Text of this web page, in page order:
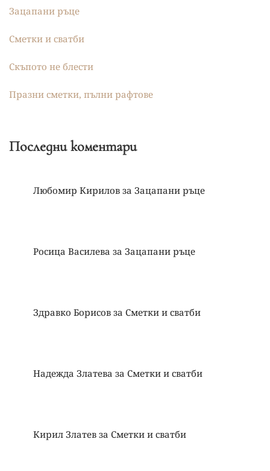
Зацапани ръце
Сметки и сватби
Скъпото не блести
Празни сметки, пълни рафтове
Последни коментари
Любомир Кирилов за Зацапани ръце
Росица Василева за Зацапани ръце
Здравко Борисов за Сметки и сватби
Надежда Златева за Сметки и сватби
Кирил Златев за Сметки и сватби